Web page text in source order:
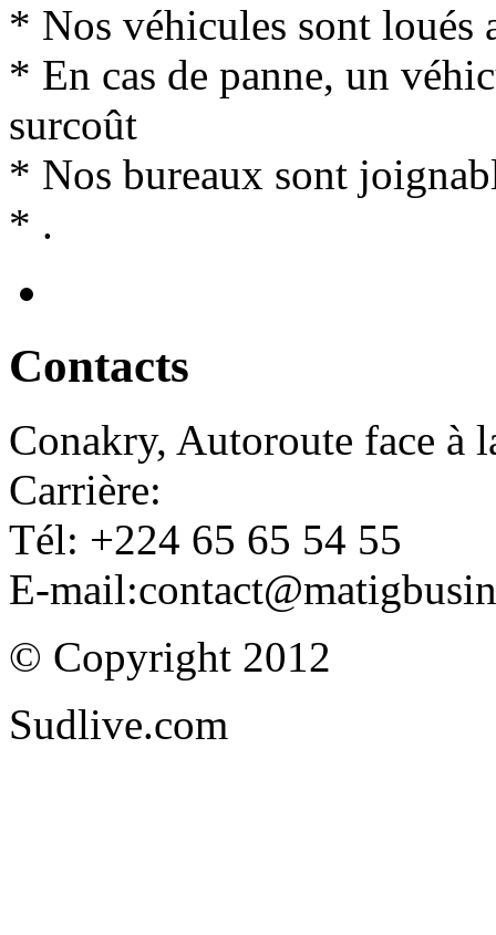
* Nos véhicules sont loués
* En cas de panne, un
surcoût
* Nos bureaux sont
* .
Contacts
Conakry, Autoroute face à
Carrière:
Tél: +224 65 65 54 55
E-
© Copyright 2012
Sudlive.com